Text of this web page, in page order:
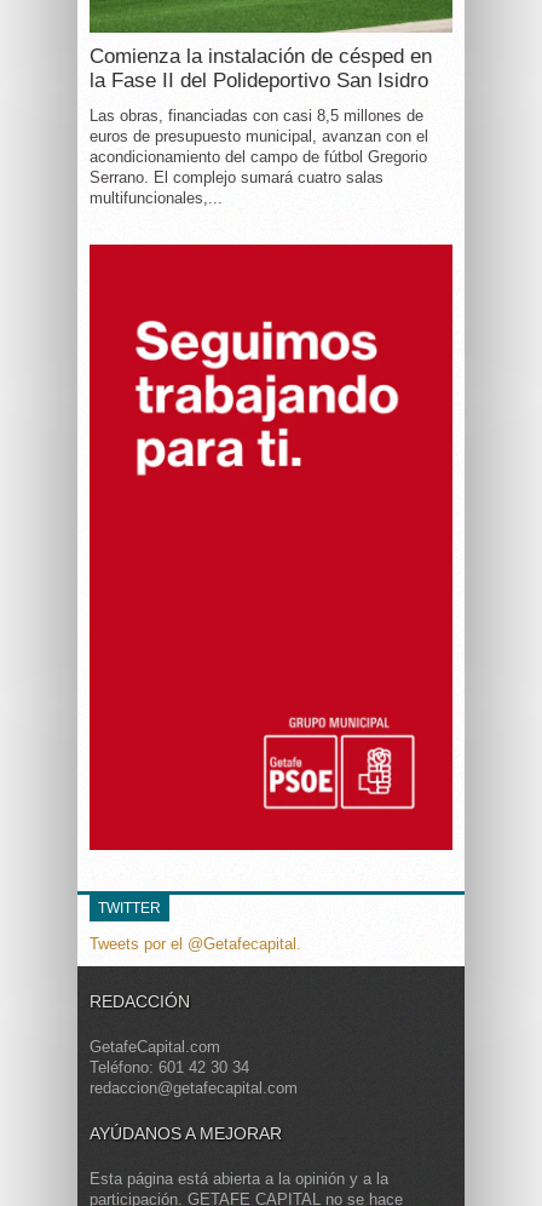
Comienza la instalación de césped en
la Fase II del Polideportivo San Isidro
Las obras, financiadas con casi 8,5 millones de
euros de presupuesto municipal, avanzan con el
acondicionamiento del campo de fútbol Gregorio
Serrano. El complejo sumará cuatro salas
multifuncionales,...
TWITTER
Tweets por el @Getafecapital.
REDACCIÓN
GetafeCapital.com
Teléfono: 601 42 30 34
redaccion@getafecapital.com
AYÚDANOS A MEJORAR
Esta página está abierta a la opinión y a la
participación. GETAFE CAPITAL no se hace